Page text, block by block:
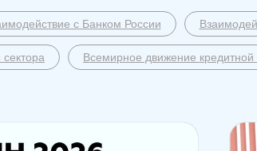
с Банком России
Всемирное движение кредитной